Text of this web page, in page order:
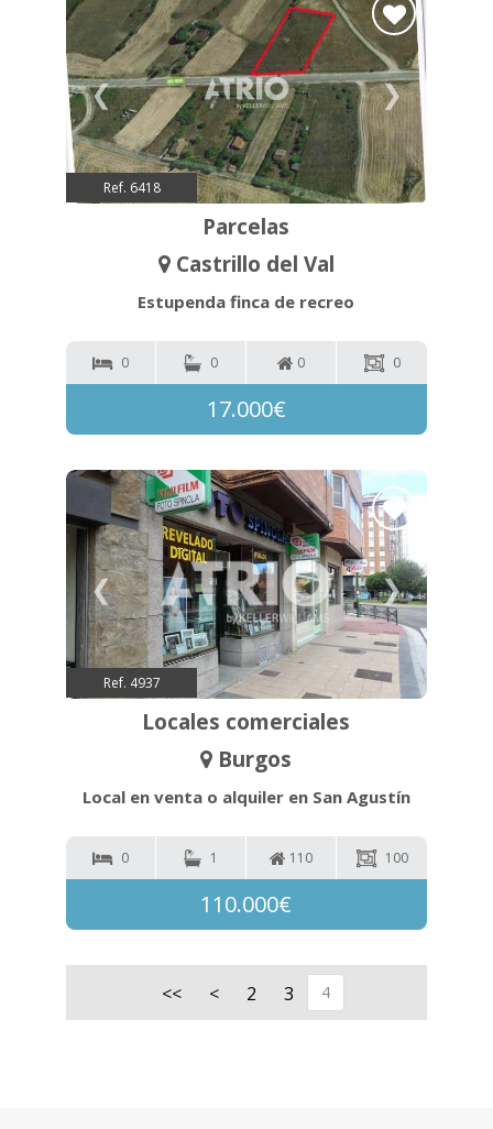
❮ ❯
Ref. 6418
Parcelas
Castrillo del Val
Estupenda finca de recreo
0 0 0 0
17.000€
❮ ❯
Ref. 4937
Locales comerciales
Burgos
Local en venta o alquiler en San Agustín
0 1 110 100
110.000€
<< < 2 3 4